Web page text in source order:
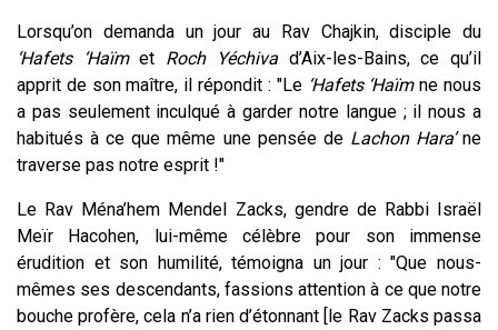
Lorsqu’on demanda un jour au Rav Chajkin, disciple du
‘Hafets ‘Haïmet Roch Yéchivad’Aix-les-Bains, ce qu’il
apprit de son maître, il répondit : "Le ‘Hafets ‘Haïmne nous
a pas seulement inculqué à garder notre langue ; il nous a
habitués à ce que même une pensée de Lachon Hara’ne
traverse pas notre esprit !"
Le Rav Ména’hem Mendel Zacks, gendre de Rabbi Israël
Meïr Hacohen, lui-même célèbre pour son immense
érudition et son humilité, témoigna un jour : "Que nous-
mêmes ses descendants, fassions attention à ce que notre
bouche profère, cela n’a rien d’étonnant [le Rav Zacks passa